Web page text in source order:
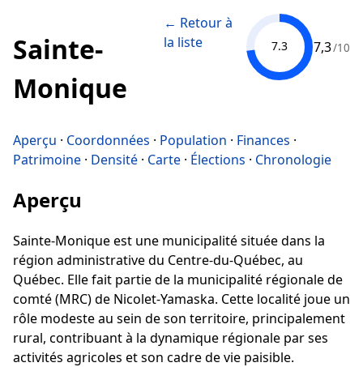
Sainte-
Monique
← Retour à
la liste
7.3 7,3/10
Aperçu · Coordonnées · Population · Finances ·
Patrimoine · Densité · Carte · Élections · Chronologie
Aperçu
Sainte-Monique est une municipalité située dans la
région administrative du Centre-du-Québec, au
Québec. Elle fait partie de la municipalité régionale de
comté (MRC) de Nicolet-Yamaska. Cette localité joue un
rôle modeste au sein de son territoire, principalement
rural, contribuant à la dynamique régionale par ses
activités agricoles et son cadre de vie paisible.